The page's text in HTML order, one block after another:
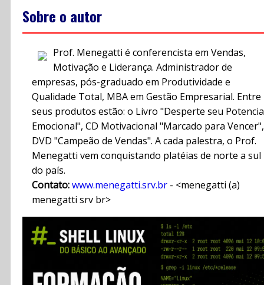
Sobre o autor
Prof. Menegatti é conferencista em Vendas,
Motivação e Liderança. Administrador de
empresas, pós-graduado em Produtividade e
Qualidade Total, MBA em Gestão Empresarial. Entre
seus produtos estão: o Livro "Desperte seu
Emocional", CD Motivacional "Marcado para Vencer",
DVD "Campeão de Vendas". A cada palestra, o Prof.
Menegatti vem conquistando platéias de norte a sul
do país.
Contato:www.menegatti.srv.br - <menegatti (a)
menegatti srv br>